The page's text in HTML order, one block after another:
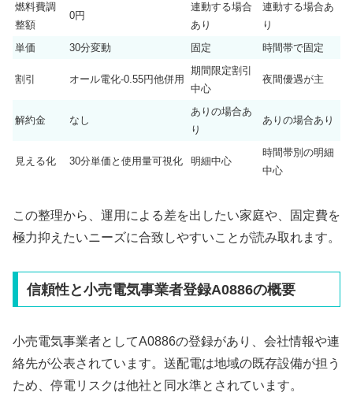
燃料費調
整額
0円
連動する場合
あり
連動する場合あ
り
単価
30分変動 固定 時間帯で固定
割引 オール電化-0.55円他併用
期間限定割引
中心
夜間優遇が主
解約金 なし
ありの場合あ
り
ありの場合あり
見える化 30分単価と使用量可視化 明細中心
時間帯別の明細
中心
この整理から、運用による差を出したい家庭や、固定費を
極力抑えたいニーズに合致しやすいことが読み取れます。
信頼性と小売電気事業者登録A0886の概要
小売電気事業者としてA0886の登録があり、会社情報や連
絡先が公表されています。送配電は地域の既存設備が担う
ため、停電リスクは他社と同水準とされています。